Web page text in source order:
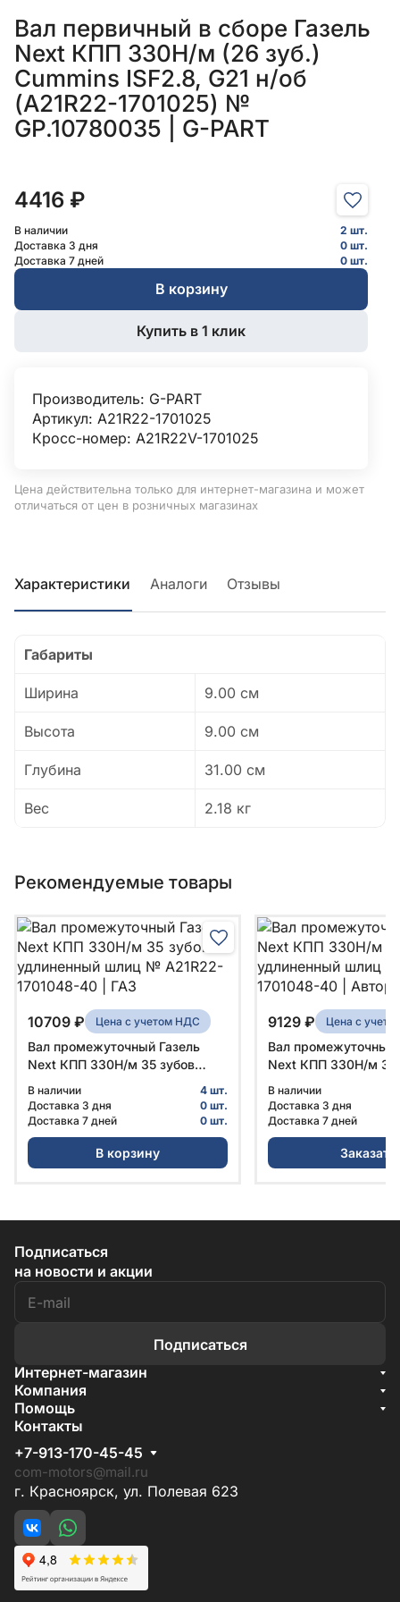
Вал первичный в сборе Газель
Next КПП 330Н/м (26 зуб.)
Cummins ISF2.8, G21 н/об
(А21R22-1701025) №
GP.10780035 | G-PART
4416 ₽
В наличии
2 шт.
Доставка 3 дня
0 шт.
Доставка 7 дней
0 шт.
В корзину
Купить в 1 клик
Производитель: G-PART
Артикул: А21R22-1701025
Кросс-номер: А21R22V-1701025
Цена действительна только для интернет-магазина и может
отличаться от цен в розничных магазинах
Характеристики Аналоги Отзывы
Габариты
Ширина 9.00 см
Высота 9.00 см
Глубина 31.00 см
Вес 2.18 кг
Рекомендуемые товары
10709 ₽ Цена с учетом НДС
Вал промежуточный Газель
Next КПП 330H/м 35 зубов
1701048-40 | ГАЗ
В наличии
4 шт.
Доставка 3 дня
0 шт.
Доставка 7 дней
0 шт.
В корзину
9129 ₽ Цена с
Вал промежуточный
Next КПП 330H/м 35
1701048-40 | Авторг
В наличии
Доставка 3 дня
Доставка 7 дней
Заказать
Подписаться
на новости и акции
Подписаться
Интернет-магазин
Акции
Бренды
Компания
О компании
Документы
Условия поставки
Отзывы
Помощь
Условия доставки
Способы оплаты
Гарантия на товар
Контакты
+7-913-170-45-45
com-motors@mail.ru
г. Красноярск, ул. Полевая 623